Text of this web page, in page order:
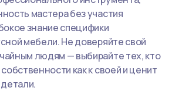
мастера без участия
знание специфики
мебели. Не доверяйте свой
людям — выбирайте тех, кто
как к своей и ценит